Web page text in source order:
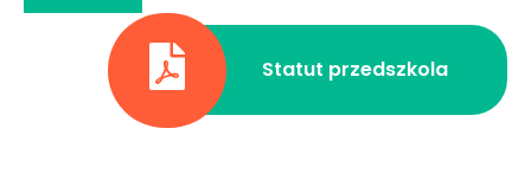
Statut przedszkola